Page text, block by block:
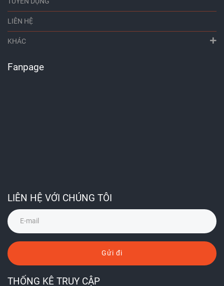
LIÊN HỆ
KHÁC
Fanpage
LIÊN HỆ VỚI CHÚNG TÔI
Gửi đi
THỐNG KÊ TRUY CẬP